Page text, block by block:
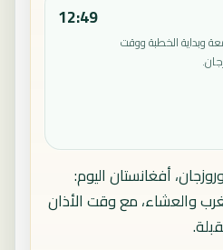
وبداية الخطبة ووقت
12:49
أفغانستان اليوم:
والعشاء، مع وقت الأذان